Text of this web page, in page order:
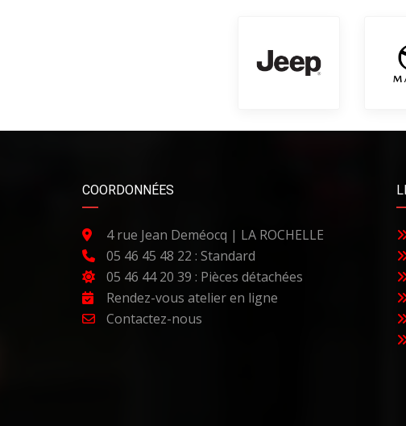
COORDONNÉES
4 rue Jean Deméocq | LA ROCHELLE
05 46 45 48 22 : Standard
05 46 44 20 39 : Pièces détachées
Rendez-vous atelier en ligne
Contactez-nous